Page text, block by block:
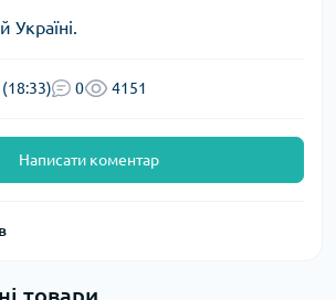
Україні.
0 4151
Написати коментар